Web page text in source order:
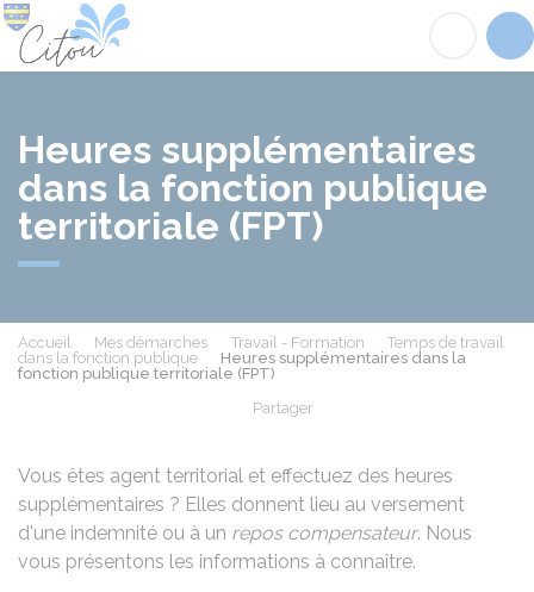
Heures supplémentaires
dans la fonction publique
territoriale (FPT)
Accueil Mes démarches Travail - Formation
Temps de travail
dans la fonction publique
Heures supplémentaires dans la
fonction publique territoriale (FPT)
Partager
Vous êtes agent territorial et effectuez des heures
supplémentaires ? Elles donnent lieu au versement
d'une indemnité ou à un repos compensateur. Nous
vous présentons les informations à connaître.